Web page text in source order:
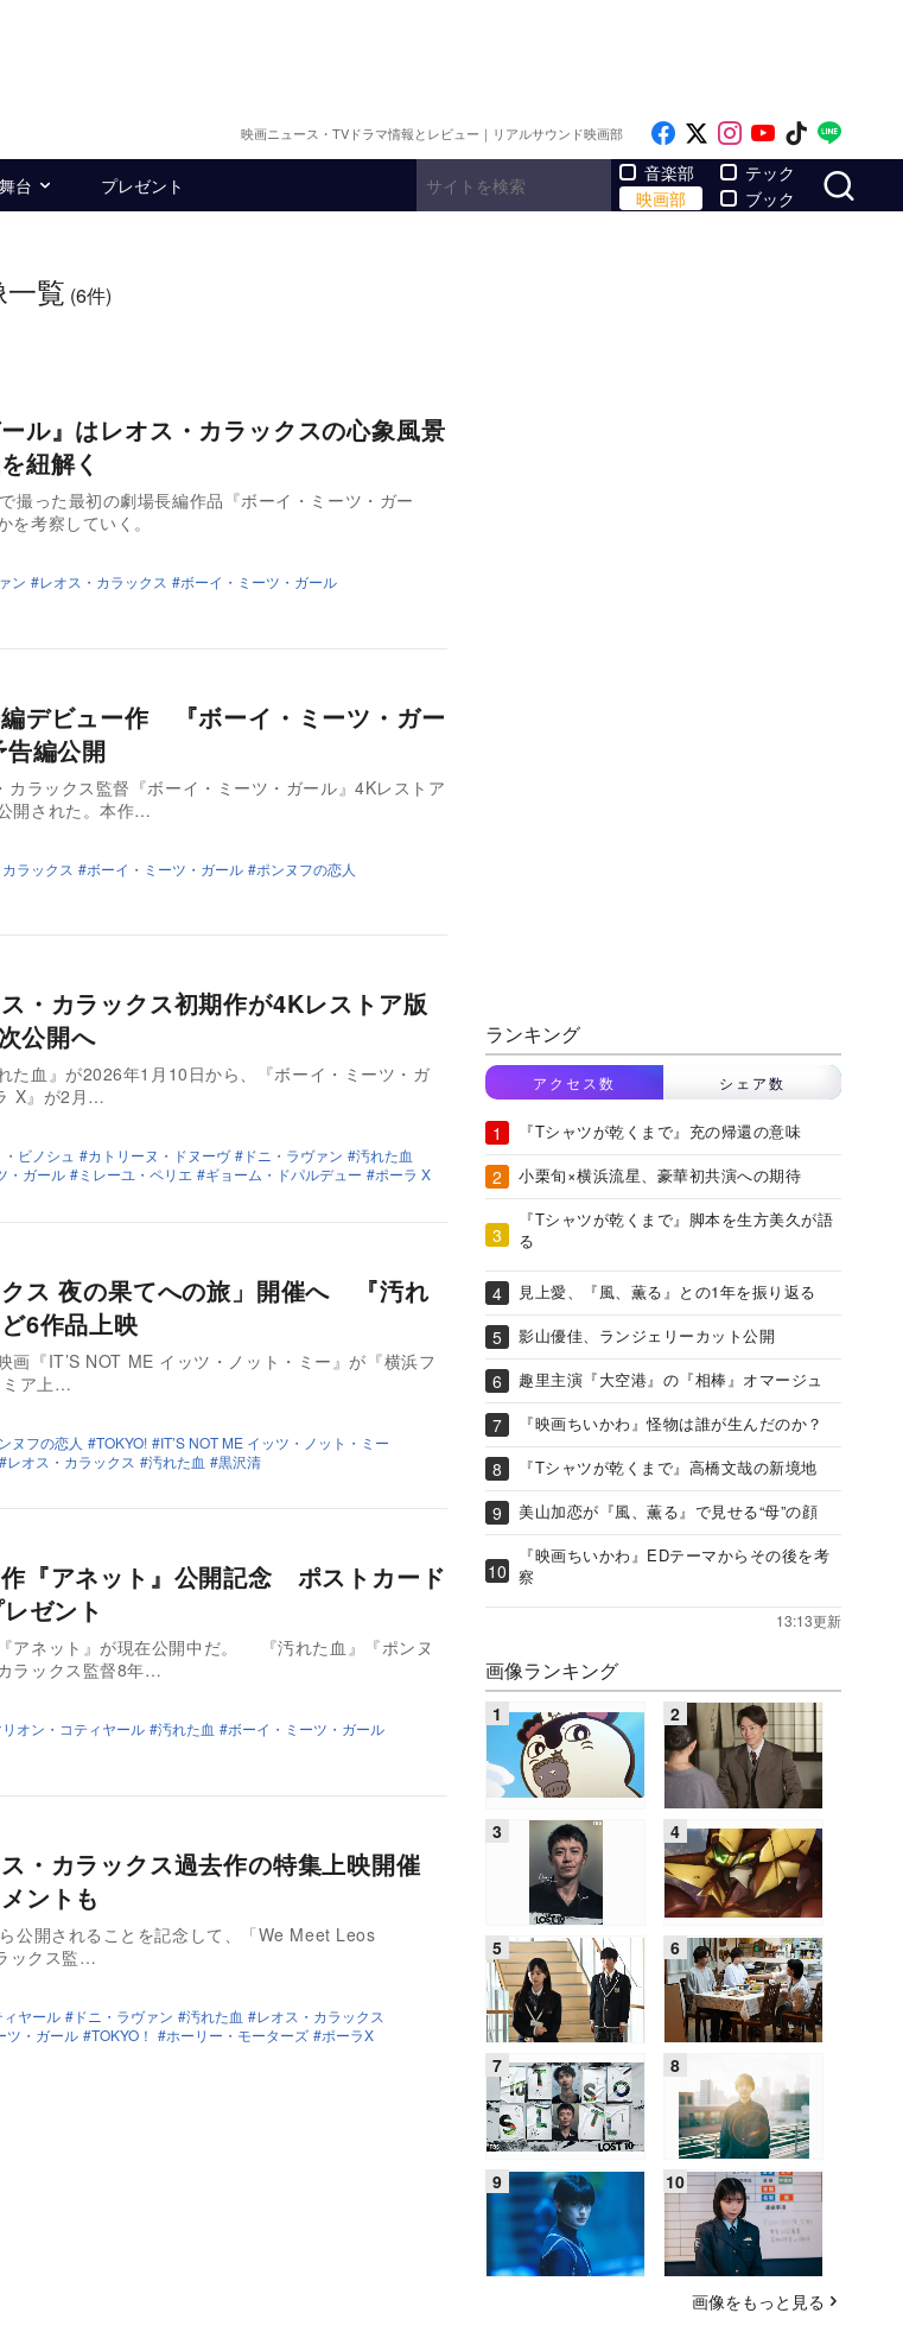
映画ニュース・TVドラマ情報とレビュー｜リアルサウンド映画部 Like on Facebook
Follow on x
Follow on
Follow on
Follow
舞台 プレゼント
音楽部
映画部
テック
ブック
覧 (6件)
ル』はレオス・カラックスの心象風景
紐解く
撮った最初の劇場長編作品『ボーイ・ミーツ・ガー
考察していく。
ン レオス・カラックス
ボーイ・ミーツ・ガール
デビュー作 『ボーイ・ミーツ・ガー
編公開
ラックス監督『ボーイ・ミーツ・ガール』4Kレストア
開された。本作…
ラックス ボーイ・ミーツ・ガール
ポンヌフの恋人
・カラックス初期作が4Kレストア版
公開へ
た血』が2026年1月10日から、『ボーイ・ミーツ・ガ
X』が2月…
ビノシュ カトリーヌ・ドヌーヴ ドニ・ラヴァン
汚れた血
・ガール ミレーユ・ペリエ ギョーム・ドパルデュー ポーラ X
ス 夜の果てへの旅」開催へ 『汚れ
6作品上映
画『IT’S NOT ME イッツ・ノット・ミー』が『横浜フ
ミア上…
ヌフの恋人 TOKYO!
IT’S NOT ME イッツ・ノット・ミー
レオス・カラックス 汚れた血 黒沢清
『アネット』公開記念 ポストカード
ゼント
アネット』が現在公開中だ。 『汚れた血』『ポンヌ
ラックス監督8年…
リオン・コティヤール 汚れた血
ボーイ・ミーツ・ガール
ス・カラックス過去作の特集上映開催
ントも
公開されることを記念して、「We Meet Leos
ックス監…
ヤール ドニ・ラヴァン 汚れた血
レオス・カラックス
ツ・ガール TOKYO！ ホーリー・モーターズ ポーラX
ランキング
アクセス数 シェア数
『Tシャツが乾くまで』充の帰還の意味
小栗旬×横浜流星、豪華初共演への期待
『Tシャツが乾くまで』脚本を生方美久が語
る
見上愛、『風、薫る』との1年を振り返る
影山優佳、ランジェリーカット公開
趣里主演『大空港』の『相棒』オマージュ
『映画ちいかわ』怪物は誰が生んだのか？
『Tシャツが乾くまで』高橋文哉の新境地
美山加恋が『風、薫る』で見せる“母”の顔
『映画ちいかわ』EDテーマからその後を考
察
13:13更新
画像ランキング
画像をもっと見る